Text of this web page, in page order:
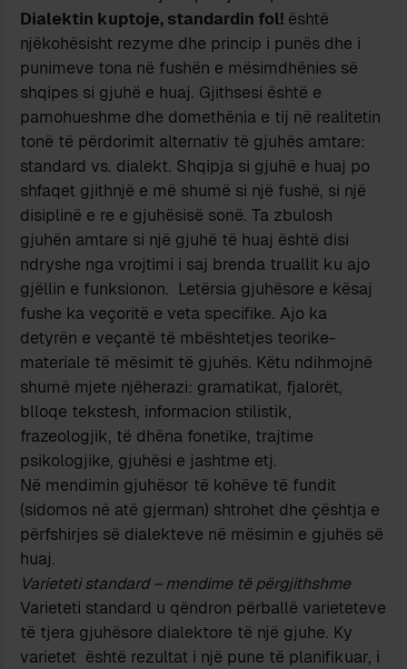
Dialektin kuptoje, standardin fol! është
njëkohësisht rezyme dhe princip i punës dhe i
punimeve tona në fushën e mësimdhënies së
shqipes si gjuhë e huaj. Gjithsesi është e
pamohueshme dhe domethënia e tij në realitetin
tonë të përdorimit alternativ të gjuhës amtare:
standard vs. dialekt. Shqipja si gjuhë e huaj po
shfaqet gjithnjë e më shumë si një fushë, si një
disiplinë e re e gjuhësisë sonë. Ta zbulosh
gjuhën amtare si një gjuhë të huaj është disi
ndryshe nga vrojtimi i saj brenda truallit ku ajo
gjëllin e funksionon. Letërsia gjuhësore e kësaj
fushe ka veçoritë e veta specifike. Ajo ka
detyrën e veçantë të mbështetjes teorike-
materiale të mësimit të gjuhës. Këtu ndihmojnë
shumë mjete njëherazi: gramatikat, fjalorët,
blloqe tekstesh, informacion stilistik,
frazeologjik, të dhëna fonetike, trajtime
psikologjike, gjuhësi e jashtme etj.
Në mendimin gjuhësor të kohëve të fundit
(sidomos në atë gjerman) shtrohet dhe çështja e
përfshirjes së dialekteve në mësimin e gjuhës së
huaj.
Varieteti standard – mendime të përgjithshme
Varieteti standard u qëndron përballë varieteteve
të tjera gjuhësore dialektore të një gjuhe. Ky
varietet është rezultat i një pune të planifikuar, i